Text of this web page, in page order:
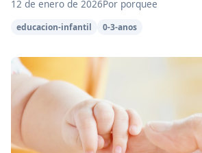
12 de enero de 2026Por porquee
educacion-infantil 0-3-anos